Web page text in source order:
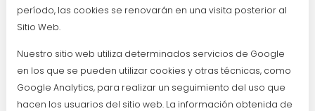
período, las cookies se renovarán en una visita posterior al
Sitio Web.
Nuestro sitio web utiliza determinados servicios de Google
en los que se pueden utilizar cookies y otras técnicas, como
Google Analytics, para realizar un seguimiento del uso que
hacen los usuarios del sitio web. La información obtenida de